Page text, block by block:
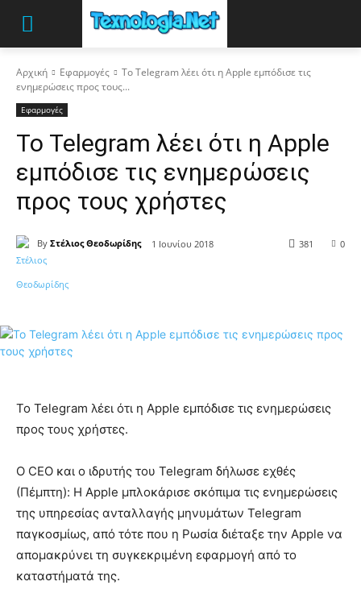
Αρχική Εφαρμογές
Το Telegram λέει ότι η Apple εμπόδισε τις
ενημερώσεις προς τους...
Εφαρμογές
Το Telegram λέει ότι η Apple
εμπόδισε τις ενημερώσεις
προς τους χρήστες
By Στέλιος Θεοδωρίδης 1 Ιουνίου 2018 0
381
Το Telegram λέει ότι η Apple εμπόδισε τις ενημερώσεις
προς τους χρήστες.
Ο CEO και ο ιδρυτής του Telegram δήλωσε εχθές
(Πέμπτη): Η Apple μπλοκάρισε σκόπιμα τις ενημερώσεις
της υπηρεσίας ανταλλαγής μηνυμάτων Telegram
παγκοσμίως, από τότε που η Ρωσία διέταξε την Apple να
απομακρύνει τη συγκεκριμένη εφαρμογή από το
καταστήματά της.